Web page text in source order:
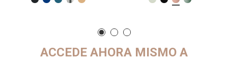
ACCEDE AHORA MISMO A